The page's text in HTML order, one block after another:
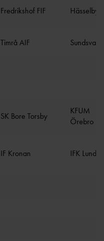
Fredrikshof FIF Hässelby
Timrå AIF Sundsvalls
SK Bore Torsby
KFUM
Örebro
IF Kronan IFK Lund